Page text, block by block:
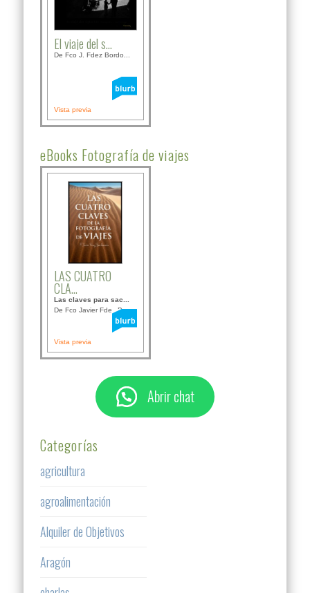
El viaje del s...
De Fco J. Fdez Bordo...
Vista previa
eBooks Fotografía de viajes
LAS CUATRO
CLA...
Las claves para sac...
De Fco Javier Fdez B...
Vista previa
Abrir chat
Categorías
agricultura
agroalimentación
Alquiler de Objetivos
Aragón